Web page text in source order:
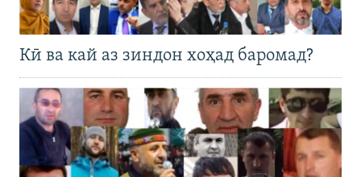
Кӣ ва кай аз зиндон хоҳад баромад?